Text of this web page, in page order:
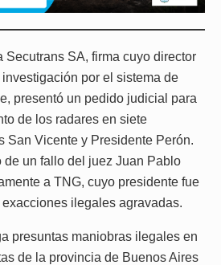
Secutrans SA, firma cuyo director
por el sistema de
presentó un pedido judicial para
de los radares en siete
San Vicente y Presidente Perón.
de un fallo del juez Juan Pablo
a TNG, cuyo presidente fue
ilegales agravadas.
presuntas maniobras ilegales en
de la provincia de Buenos Aires